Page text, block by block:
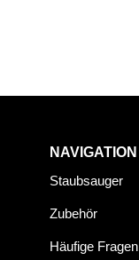
NAVIGATION
Staubsauger
Zubehör
Häufige Fragen